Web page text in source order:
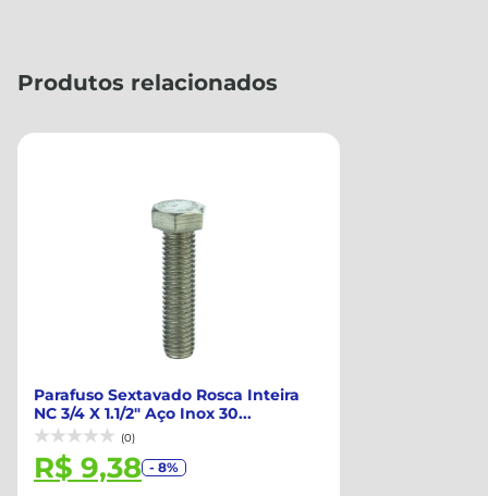
Produtos relacionados
Parafuso Sextavado Rosca Inteira
NC 3/4 X 1.1/2" Aço Inox 30...
(0)
R$ 9,38 - 8%